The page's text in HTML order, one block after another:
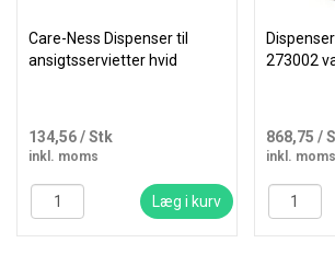
Care-Ness Dispenser til
ansigtsservietter hvid
134,56/ Stk
inkl. moms
Læg i kurv
273002
868,75 /
inkl. moms